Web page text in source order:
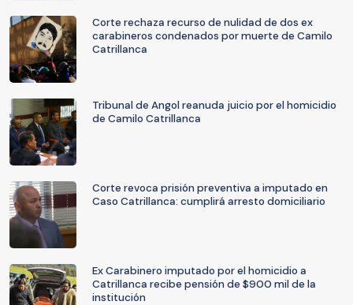
Corte rechaza recurso de nulidad de dos ex
carabineros condenados por muerte de Camilo
Catrillanca
Tribunal de Angol reanuda juicio por el homicidio
de Camilo Catrillanca
Corte revoca prisión preventiva a imputado en
Caso Catrillanca: cumplirá arresto domiciliario
Ex Carabinero imputado por el homicidio a
Catrillanca recibe pensión de $900 mil de la
institución